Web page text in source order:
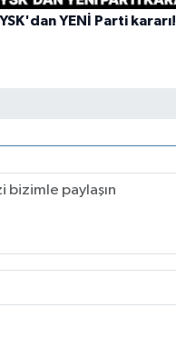
YSK'dan YENİ Parti kararı!